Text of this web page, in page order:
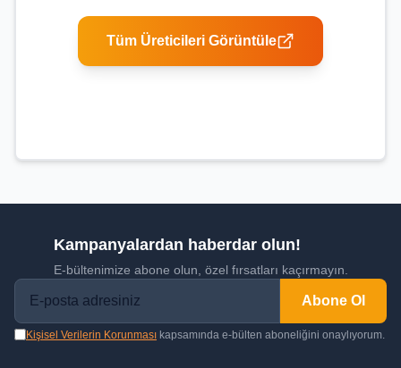
Tüm Üreticileri Görüntüle
Kampanyalardan haberdar olun!
E-bültenimize abone olun, özel fırsatları kaçırmayın.
Abone Ol
Kişisel Verilerin Korunması kapsamında e-bülten aboneliğini onaylıyorum.